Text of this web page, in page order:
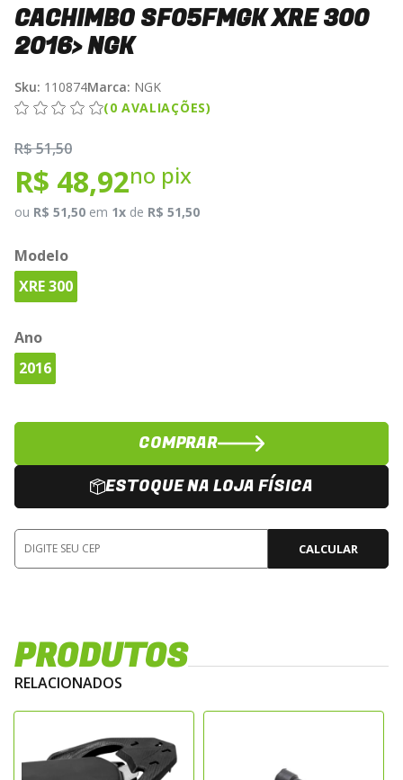
CACHIMBO SF05FMGK XRE 300
2016> NGK
Sku: 110874Marca: NGK
(0 AVALIAÇÕES)
R$ 51,50
R$ 48,92no pix
ou R$ 51,50 em 1x de R$ 51,50
Modelo
XRE 300
Ano
2016
COMPRAR
ESTOQUE NA LOJA FÍSICA
CALCULAR
PRODUTOS
RELACIONADOS